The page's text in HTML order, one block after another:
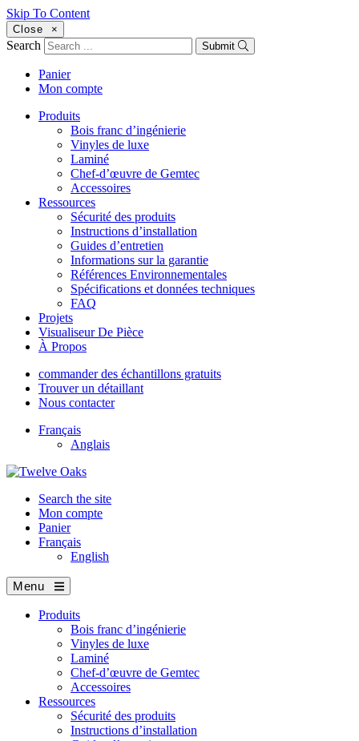
Skip To Content
Close ×
Search Submit
Panier
Mon compte
Produits
Bois franc d’ingénierie
Vinyles de luxe
Laminé
Chef-d’œuvre de Gemtec
Accessoires
Ressources
Sécurité des produits
Instructions d’installation
Guides d’entretien
Informations sur la garantie
Références Environnementales
Spécifications et données techniques
FAQ
Projets
Visualiseur De Pièce
À Propos
commander des échantillons gratuits
Trouver un détaillant
Nous contacter
Français
Anglais
Search the site
Mon compte
Panier
Français
English
Menu
Produits
Bois franc d’ingénierie
Vinyles de luxe
Laminé
Chef-d’œuvre de Gemtec
Accessoires
Ressources
Sécurité des produits
Instructions d’installation